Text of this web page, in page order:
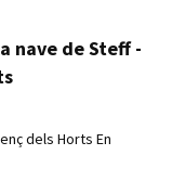
nave de Steff -
dels Horts En